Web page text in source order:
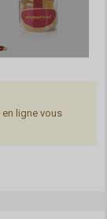
ligne vous